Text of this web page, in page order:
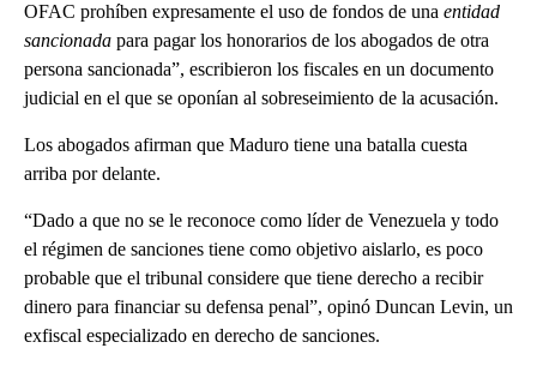
OFAC prohíben expresamente el uso de fondos de una entidad
sancionada para pagar los honorarios de los abogados de otra
persona sancionada”, escribieron los fiscales en un documento
judicial en el que se oponían al sobreseimiento de la acusación.
Los abogados afirman que Maduro tiene una batalla cuesta
arriba por delante.
“Dado a que no se le reconoce como líder de Venezuela y todo
el régimen de sanciones tiene como objetivo aislarlo, es poco
probable que el tribunal considere que tiene derecho a recibir
dinero para financiar su defensa penal”, opinó Duncan Levin, un
exfiscal especializado en derecho de sanciones.